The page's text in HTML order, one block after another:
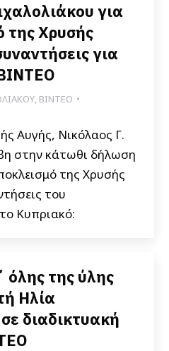
για
της Χρυσής
για
, ΒΙΝΤΕΟ
Αυγής, Νικόλαος Γ.
στην κάτωθι δήλωση
της Χρυσής
του
Κυπριακό:
όλης της ύλης
Ηλία
διαδικτυακή